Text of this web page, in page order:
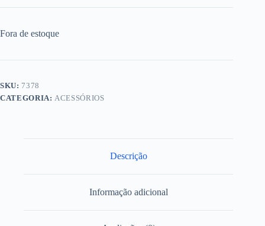
Fora de estoque
SKU: 7378
CATEGORIA: ACESSÓRIOS
Descrição
Informação adicional